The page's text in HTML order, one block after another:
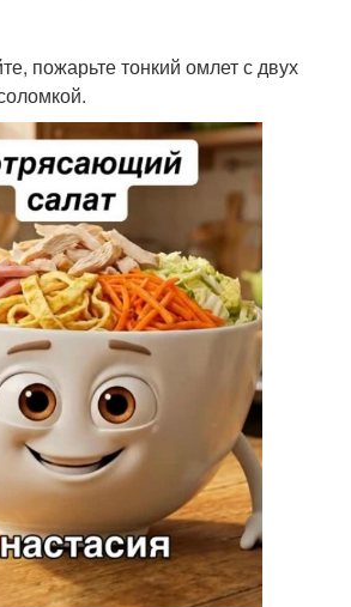
пожарьте тонкий омлет с двух